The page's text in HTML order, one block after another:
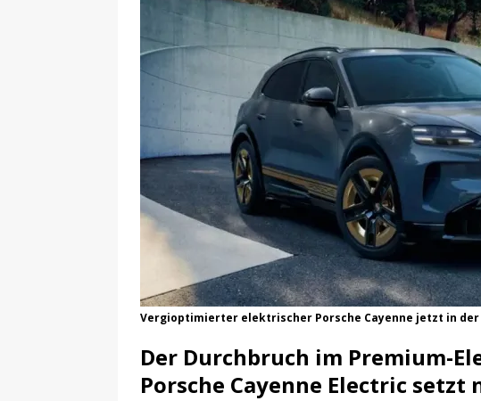
Vergioptimierter elektrischer Porsche Cayenne jetzt in
Der Durchbruch im Premium-
Porsche Cayenne Electric setzt